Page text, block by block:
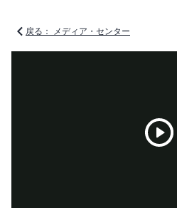
戻る： メディア・センター